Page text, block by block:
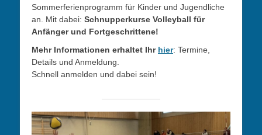
Sommerferienprogramm für Kinder und Jugendliche
an. Mit dabei: Schnupperkurse Volleyball für
Anfänger und Fortgeschrittene!
Mehr Informationen erhaltet Ihr hier: Termine,
Details und Anmeldung.
Schnell anmelden und dabei sein!